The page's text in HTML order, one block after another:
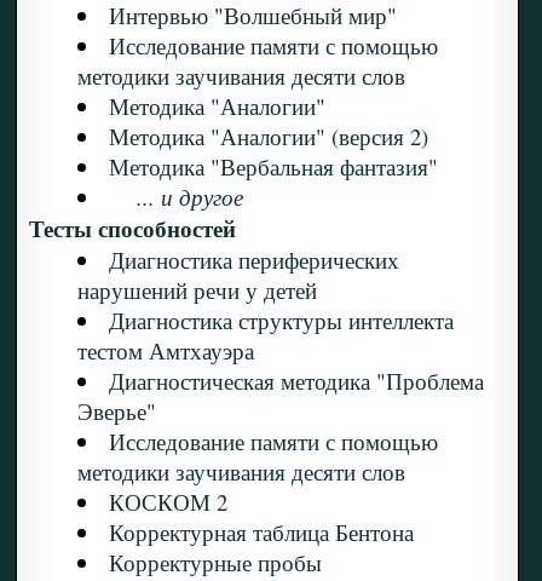
Интервью "Волшебный мир"
Исследование памяти с помощью
методики заучивания десяти слов
Методика "Аналогии"
Методика "Аналогии" (версия 2)
Методика "Вербальная фантазия"
... и другое
Тесты способностей
Диагностика периферических
нарушений речи у детей
Диагностика структуры интеллекта
тестом Амтхауэра
Диагностическая методика "Проблема
Эверье"
Исследование памяти с помощью
методики заучивания десяти слов
КОСКОМ 2
Корректурная таблица Бентона
Корректурные пробы